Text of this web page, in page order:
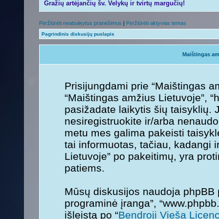
Gražių artėjančių šv. Velykų ir tvirtų margučių!
Peržiūrėti neatsakytus pranešimus | Peržiūrėti aktyvias temas
Pagrindinis diskusijų puslapis
Maištingas
Prisijungdami prie “Maištingas
“Maištingas amžius Lietuvoje”,
pasižadate laikytis šių taisyklių.
nesiregistruokite ir/arba
metu mes galima pakeisti
tai informuotas, tačiau, kadangi
Lietuvoje” po pakeitimų, yra
patiems.
Mūsų diskusijos naudoja phpBB
programinė įranga”,
išleistą po “Bendroji Vieša